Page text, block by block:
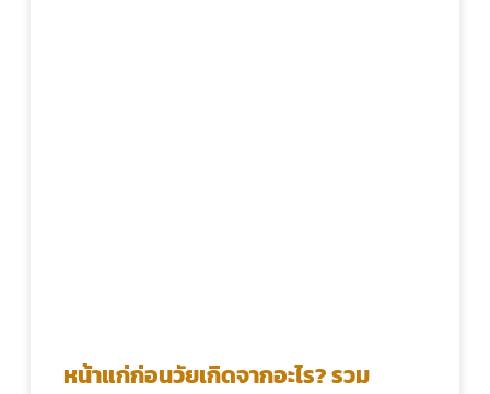
หน้าแก่ก่อนวัยเกิดจากอะไร? รวม